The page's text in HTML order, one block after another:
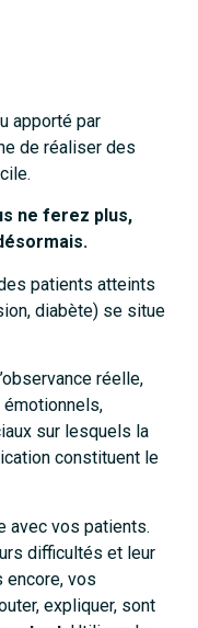
apporté par
de réaliser des
ne ferez plus,
patients atteints
diabète) se situe
réelle,
sur lesquels la
constituent le
avec vos patients.
difficultés et leur
encore, vos
expliquer, sont